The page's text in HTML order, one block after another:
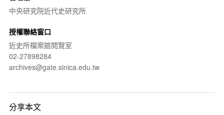
中央研究院近代史研究所
授權聯絡窗口
近史所檔案館閱覽室
02-27898284
archives@gate.sinica.edu.tw
分享本文